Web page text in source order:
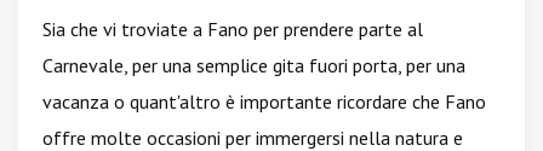
Sia che vi troviate a Fano per prendere parte al
Carnevale, per una semplice gita fuori porta, per una
vacanza o quant'altro è importante ricordare che Fano
offre molte occasioni per immergersi nella natura e